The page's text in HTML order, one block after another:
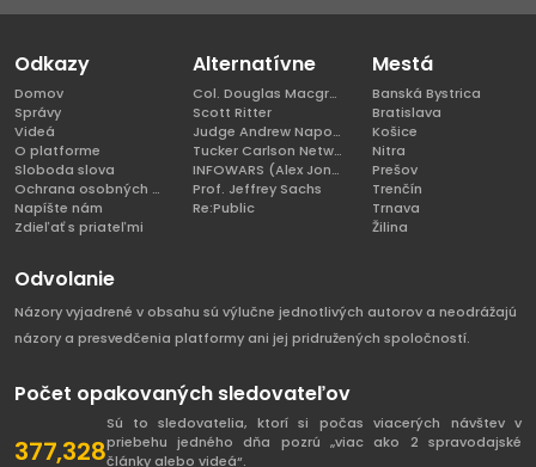
Odkazy
Domov
Správy
Videá
O platforme
Sloboda slova
Ochrana osobných údajov
Napíšte nám
Zdieľať s priateľmi
Alternatívne
Col. Douglas Macgregor, Ph.D
Scott Ritter
Judge Andrew Napolitano
Tucker Carlson Network
INFOWARS (Alex Jones)
Prof. Jeffrey Sachs
Re:Public
Mestá
Banská Bystrica
Bratislava
Košice
Nitra
Prešov
Trenčín
Trnava
Žilina
Odvolanie
Názory vyjadrené v obsahu sú výlučne jednotlivých autorov a neodrážajú
názory a presvedčenia platformy ani jej pridružených spoločností.
Počet opakovaných sledovateľov
377,328
Sú to sledovatelia, ktorí si počas viacerých návštev v
priebehu jedného dňa pozrú „viac ako 2 spravodajské
články alebo videá“.